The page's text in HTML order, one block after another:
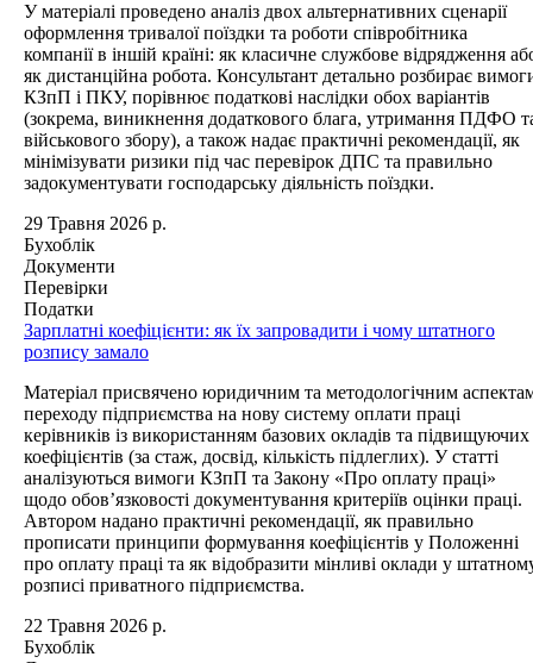
У матеріалі проведено аналіз двох альтернативних сценарії
оформлення тривалої поїздки та роботи співробітника
компанії в іншій країні: як класичне службове відрядження
як дистанційна робота. Консультант детально розбирає
КЗпП і ПКУ, порівнює податкові наслідки обох варіантів
(зокрема, виникнення додаткового блага, утримання ПДФО
військового збору), а також надає практичні рекомендації, як
мінімізувати ризики під час перевірок ДПС та правильно
задокументувати господарську діяльність поїздки.
29 Травня 2026 р.
Бухоблік
Документи
Перевірки
Податки
Зарплатні коефіцієнти: як їх запровадити і чому штатного
розпису замало
Матеріал присвячено юридичним та методологічним
переходу підприємства на нову систему оплати праці
керівників із використанням базових окладів та підвищуючих
коефіцієнтів (за стаж, досвід, кількість підлеглих). У статті
аналізуються вимоги КЗпП та Закону «Про оплату праці»
щодо обов’язковості документування критеріїв оцінки праці.
Автором надано практичні рекомендації, як правильно
прописати принципи формування коефіцієнтів у Положенні
про оплату праці та як відобразити мінливі оклади у
розписі приватного підприємства.
22 Травня 2026 р.
Бухоблік